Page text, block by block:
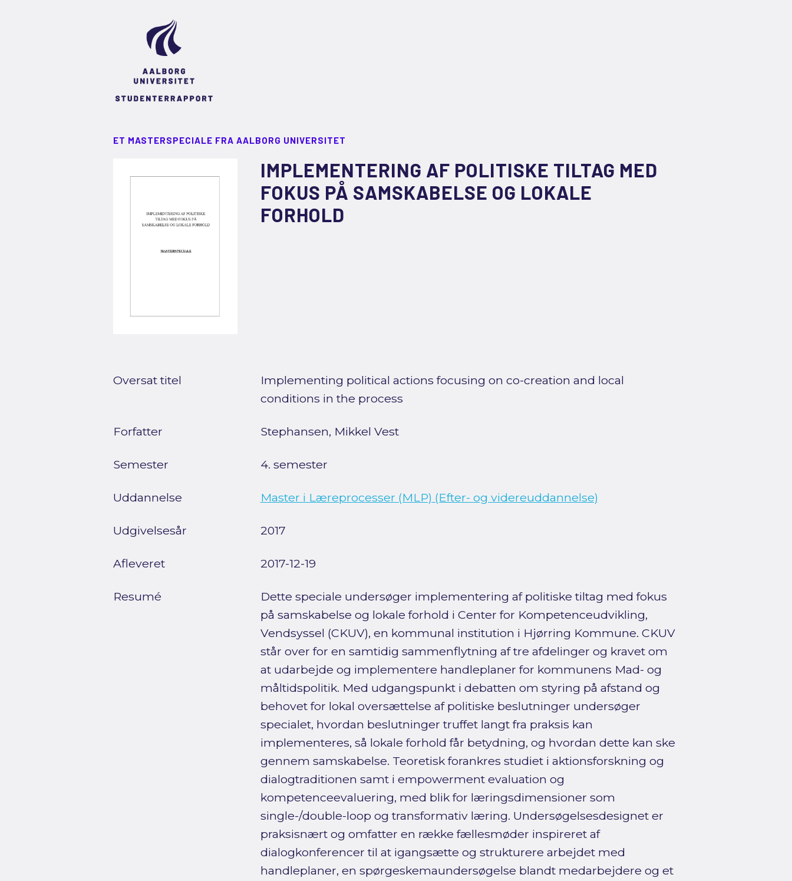
ET MASTERSPECIALE FRA AALBORG UNIVERSITET
IMPLEMENTERING AF POLITISKE TILTAG MED
FOKUS PÅ SAMSKABELSE OG LOKALE
FORHOLD
Oversat titel
Implementing political actions focusing on co-creation and local
conditions in the process
Forfatter Stephansen, Mikkel Vest
Semester 4. semester
Uddannelse Master i Læreprocesser (MLP) (Efter- og videreuddannelse)
Udgivelsesår 2017
Afleveret 2017-12-19
Resumé
Dette speciale undersøger implementering af politiske tiltag med fokus
på samskabelse og lokale forhold i Center for Kompetenceudvikling,
Vendsyssel (CKUV), en kommunal institution i Hjørring Kommune. CKUV
står over for en samtidig sammenflytning af tre afdelinger og kravet om
at udarbejde og implementere handleplaner for kommunens Mad- og
måltidspolitik. Med udgangspunkt i debatten om styring på afstand og
behovet for lokal oversættelse af politiske beslutninger undersøger
specialet, hvordan beslutninger truffet langt fra praksis kan
implementeres, så lokale forhold får betydning, og hvordan dette kan ske
gennem samskabelse. Teoretisk forankres studiet i aktionsforskning og
dialogtraditionen samt i empowerment evaluation og
kompetenceevaluering, med blik for læringsdimensioner som
single-/double-loop og transformativ læring. Undersøgelsesdesignet er
praksisnært og omfatter en række fællesmøder inspireret af
dialogkonferencer til at igangsætte og strukturere arbejdet med
handleplaner, en spørgeskemaundersøgelse blandt medarbejdere og et